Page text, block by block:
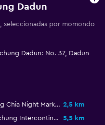
Dadun
seleccionadas por momondo
Dadun: No. 37, Dadun
Feng Chia Night Market 2,5 km
Taichung Intercontinental Baseball Stadium 5,5 km